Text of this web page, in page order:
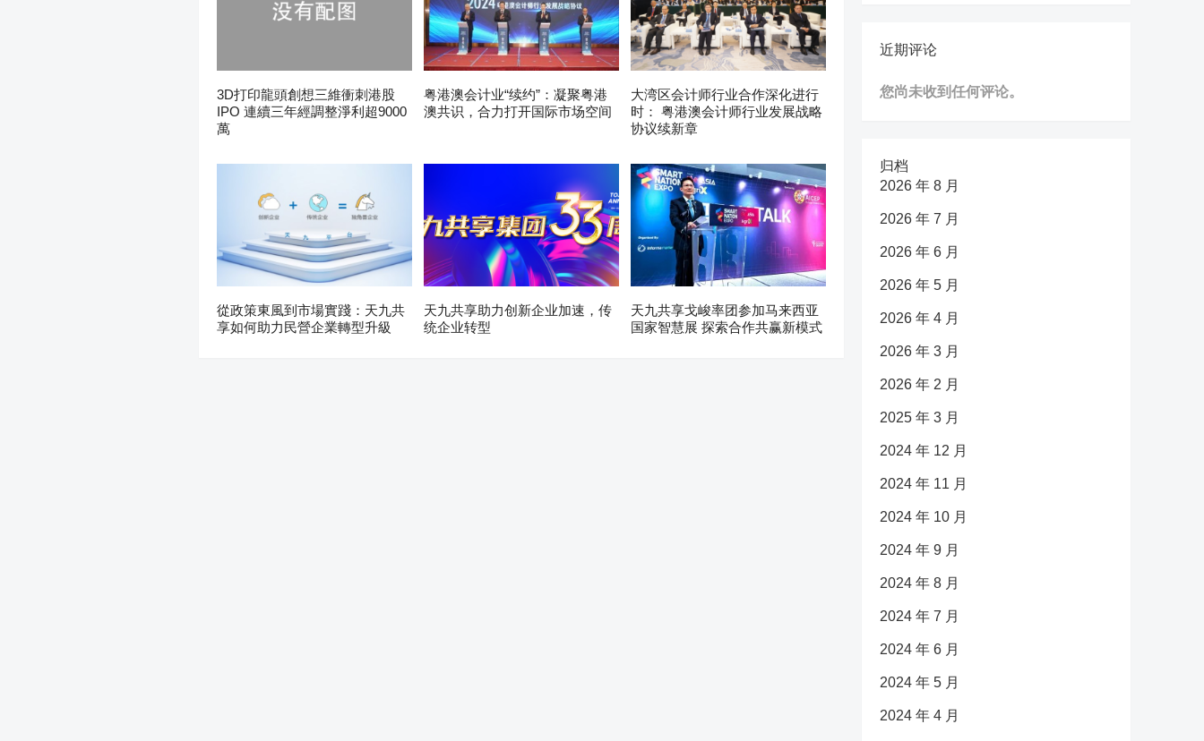
3D打印龍頭創想三維衝刺港股
IPO 連續三年經調整淨利超9000
萬
粤港澳会计业“续约”：凝聚粤港
澳共识，合力打开国际市场空间
大湾区会计师行业合作深化进行
时： 粤港澳会计师行业发展战略
协议续新章
從政策東風到市場實踐：天九共
享如何助力民營企業轉型升級
天九共享助力创新企业加速，传
统企业转型
天九共享戈峻率团参加马来西亚
国家智慧展 探索合作共赢新模式
近期评论
您尚未收到任何评论。
归档
2026 年 8 月
2026 年 7 月
2026 年 6 月
2026 年 5 月
2026 年 4 月
2026 年 3 月
2026 年 2 月
2025 年 3 月
2024 年 12 月
2024 年 11 月
2024 年 10 月
2024 年 9 月
2024 年 8 月
2024 年 7 月
2024 年 6 月
2024 年 5 月
2024 年 4 月